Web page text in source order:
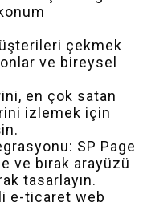
çekmek
ve bireysel
en çok satan
izlemek için
SP Page
ve bırak arayüzü
tasarlayın.
e-ticaret web